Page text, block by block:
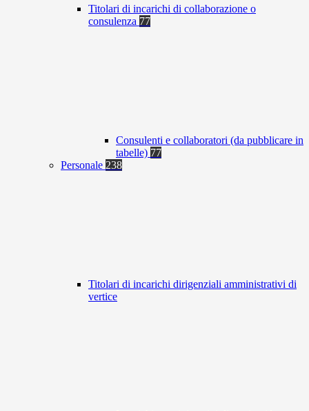
Titolari di incarichi di collaborazione o
consulenza 77
Consulenti e collaboratori (da pubblicare in
tabelle) 77
Personale 238
Titolari di incarichi dirigenziali amministrativi di
vertice